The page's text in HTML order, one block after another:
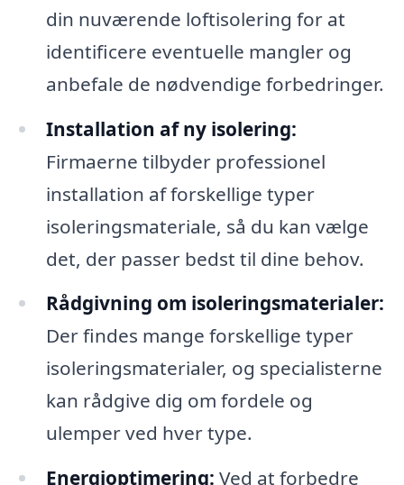
din nuværende loftisolering for at
identificere eventuelle mangler og
anbefale de nødvendige forbedringer.
Installation af ny isolering:
Firmaerne tilbyder professionel
installation af forskellige typer
isoleringsmateriale, så du kan vælge
det, der passer bedst til dine behov.
Rådgivning om isoleringsmaterialer:
Der findes mange forskellige typer
isoleringsmaterialer, og specialisterne
kan rådgive dig om fordele og
ulemper ved hver type.
Energioptimering: Ved at forbedre